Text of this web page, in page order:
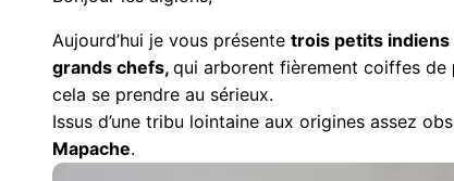
Aujourd’hui je vous présente trois petits indiens
grands chefs, qui arborent fièrement coiffes de
cela se prendre au sérieux.
Issus d’une tribu lointaine aux origines assez
Mapache.